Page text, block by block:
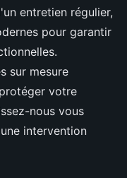
entretien régulier,
pour garantir
sur mesure
votre
nous vous
intervention